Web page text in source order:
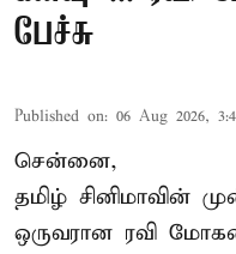
பேச்சு
Published on: 06 Aug 2026,
சென்னை,
தமிழ் சினிமாவின்
ஒருவரான ரவி